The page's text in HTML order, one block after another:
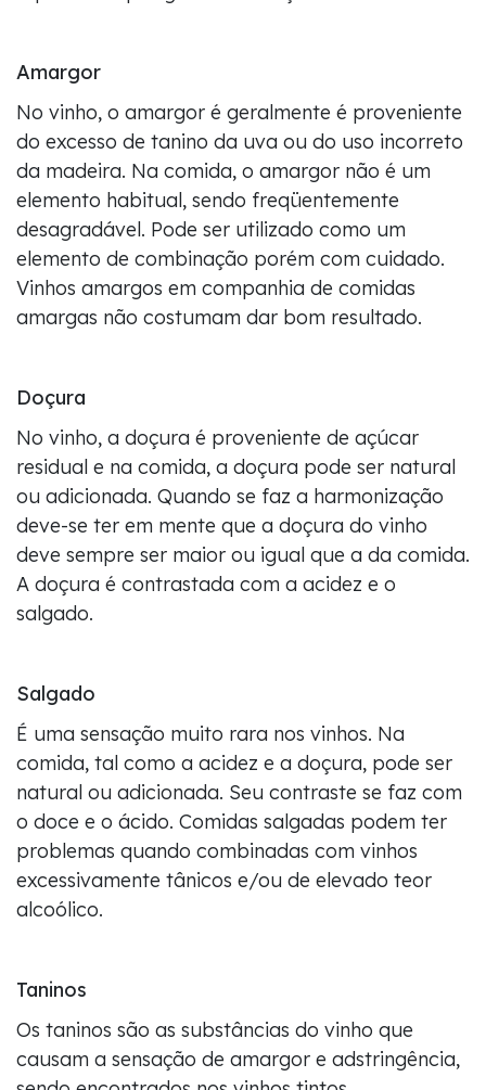
Amargor
No vinho, o amargor é geralmente é proveniente
do excesso de tanino da uva ou do uso incorreto
da madeira. Na comida, o amargor não é um
elemento habitual, sendo freqüentemente
desagradável. Pode ser utilizado como um
elemento de combinação porém com cuidado.
Vinhos amargos em companhia de comidas
amargas não costumam dar bom resultado.
Doçura
No vinho, a doçura é proveniente de açúcar
residual e na comida, a doçura pode ser natural
ou adicionada. Quando se faz a harmonização
deve-se ter em mente que a doçura do vinho
deve sempre ser maior ou igual que a da comida.
A doçura é contrastada com a acidez e o
salgado.
Salgado
É uma sensação muito rara nos vinhos. Na
comida, tal como a acidez e a doçura, pode ser
natural ou adicionada. Seu contraste se faz com
o doce e o ácido. Comidas salgadas podem ter
problemas quando combinadas com vinhos
excessivamente tânicos e/ou de elevado teor
alcoólico.
Taninos
Os taninos são as substâncias do vinho que
causam a sensação de amargor e adstringência,